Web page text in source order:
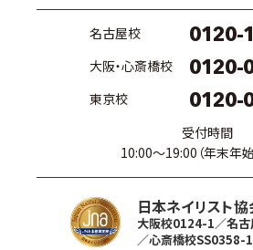
名古屋校 0120-
大阪・心斎橋校 0120-
東京校 0120-
受付時間
10:00〜19:00（年末年始
日本ネイリスト
大阪校0124-1／名
／心斎橋校SS0358-1